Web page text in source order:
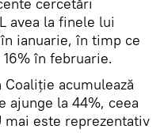
avea la finele lui
ianuarie, în timp ce
16% în februarie.
acumulează
ajunge la 44%, ceea
mai este reprezentativ